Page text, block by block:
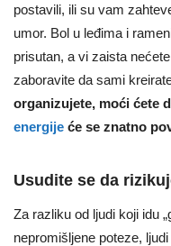
postavili, ili su vam
umor. Bol u leđima i
prisutan, a vi zaista
zaboravite da sami
organizujete, moći ćete
energije će se znatno
Usudite se da
Za razliku od ljudi koji idu
nepromišljene poteze,